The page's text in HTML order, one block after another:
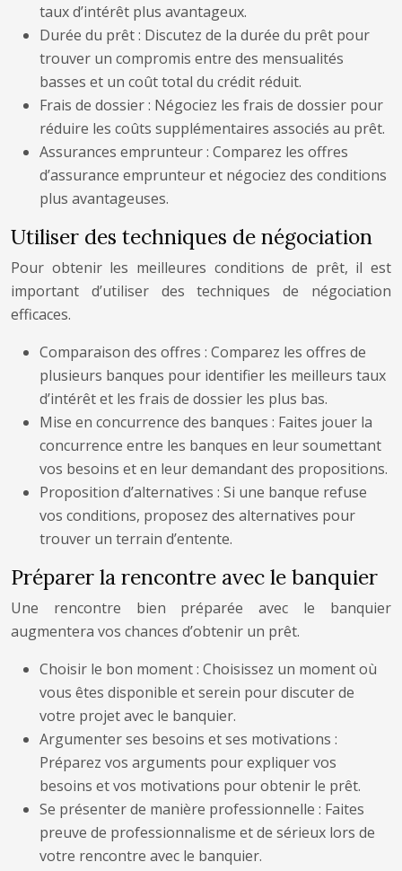
taux d’intérêt plus avantageux.
Durée du prêt : Discutez de la durée du prêt pour
trouver un compromis entre des mensualités
basses et un coût total du crédit réduit.
Frais de dossier : Négociez les frais de dossier pour
réduire les coûts supplémentaires associés au prêt.
Assurances emprunteur : Comparez les offres
d’assurance emprunteur et négociez des conditions
plus avantageuses.
Utiliser des techniques de négociation
Pour obtenir les meilleures conditions de prêt, il est
important d’utiliser des techniques de négociation
efficaces.
Comparaison des offres : Comparez les offres de
plusieurs banques pour identifier les meilleurs taux
d’intérêt et les frais de dossier les plus bas.
Mise en concurrence des banques : Faites jouer la
concurrence entre les banques en leur soumettant
vos besoins et en leur demandant des propositions.
Proposition d’alternatives : Si une banque refuse
vos conditions, proposez des alternatives pour
trouver un terrain d’entente.
Préparer la rencontre avec le banquier
Une rencontre bien préparée avec le banquier
augmentera vos chances d’obtenir un prêt.
Choisir le bon moment : Choisissez un moment où
vous êtes disponible et serein pour discuter de
votre projet avec le banquier.
Argumenter ses besoins et ses motivations :
Préparez vos arguments pour expliquer vos
besoins et vos motivations pour obtenir le prêt.
Se présenter de manière professionnelle : Faites
preuve de professionnalisme et de sérieux lors de
votre rencontre avec le banquier.